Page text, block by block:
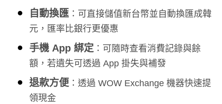
自動換匯 ：可直接儲值新台幣並自動換匯成韓
元，匯率比銀行更優惠
手機 App 綁定 ：可隨時查看消費記錄與餘
額，若遺失可透過 App 掛失與補發
退款方便：透過 WOW Exchange 機器快速提
領現金